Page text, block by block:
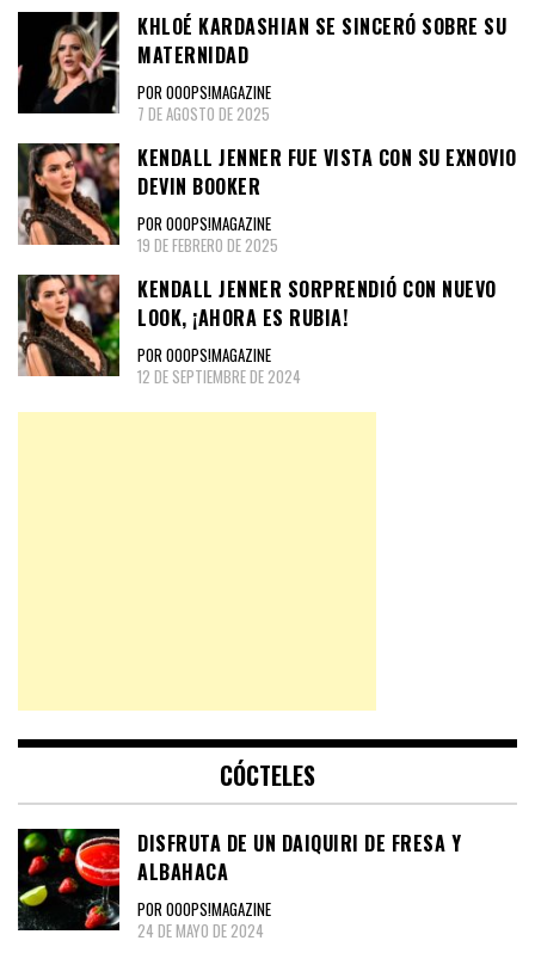
KHLOÉ KARDASHIAN SE SINCERÓ SOBRE SU
MATERNIDAD
POR OOOPS!MAGAZINE
7 DE AGOSTO DE 2025
KENDALL JENNER FUE VISTA CON SU EXNOVIO
DEVIN BOOKER
POR OOOPS!MAGAZINE
19 DE FEBRERO DE 2025
KENDALL JENNER SORPRENDIÓ CON NUEVO
LOOK, ¡AHORA ES RUBIA!
POR OOOPS!MAGAZINE
12 DE SEPTIEMBRE DE 2024
CÓCTELES
DISFRUTA DE UN DAIQUIRI DE FRESA Y
ALBAHACA
POR OOOPS!MAGAZINE
24 DE MAYO DE 2024